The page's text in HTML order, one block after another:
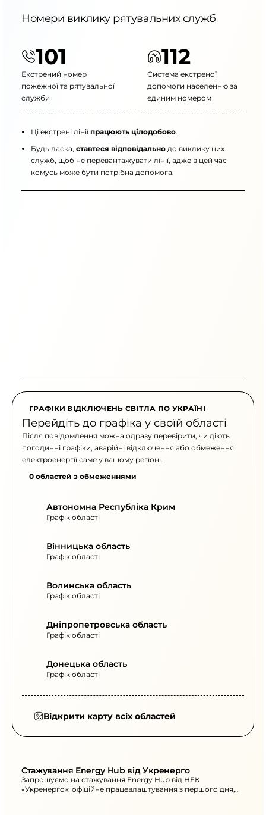
Номери виклику рятувальних служб
101
Екстрений номер
пожежної та рятувальної
служби
112
Система екстреної
допомоги населенню за
єдиним номером
Ці екстрені лінії працюють цілодобово.
Будь ласка, ставтеся відповідально до виклику цих
служб, щоб не перевантажувати лінії, адже в цей час
комусь може бути потрібна допомога.
ГРАФІКИ ВІДКЛЮЧЕНЬ СВІТЛА ПО УКРАЇНІ
Перейдіть до графіка у своїй області
Після повідомлення можна одразу перевірити, чи діють
погодинні графіки, аварійні відключення або обмеження
електроенергії саме у вашому регіоні.
0 областей з обмеженнями
Автономна Республіка Крим
Графік області
Вінницька область
Графік області
Волинська область
Графік області
Дніпропетровська область
Графік області
Донецька область
Графік області
Відкрити карту всіх областей
Стажування Energy Hub від Укренерго
Запрошуємо на стажування Energy Hub від НЕК
«Укренерго»: офіційне працевлаштування з першого дня,